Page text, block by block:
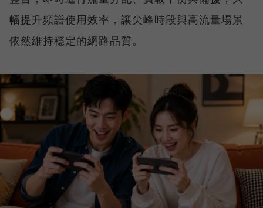
幅提升頻譜使用效率，讓尖峰時段與高流量場景
依然維持穩定的網路品質。